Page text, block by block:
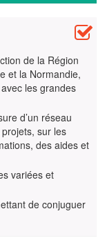
de la Région
et la Normandie,
les grandes
d’un réseau
sur les
des aides et
variées et
de conjuguer